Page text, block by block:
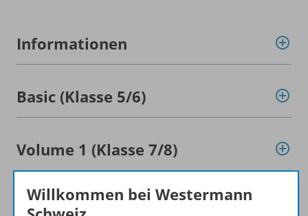
Informationen
Basic (Klasse 5/6)
Volume 1 (Klasse 7/8)
Weitere Produkte
Willkommen bei Westermann